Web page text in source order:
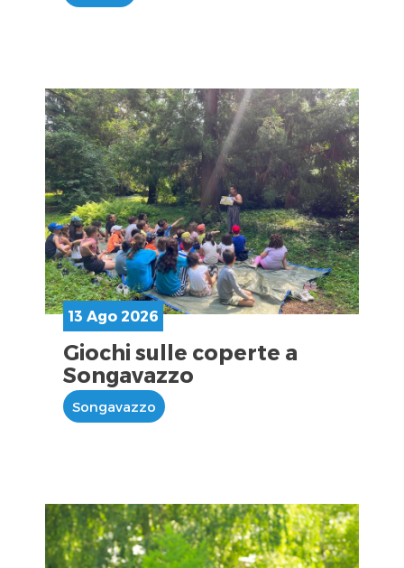
13 Ago 2026
Giochi sulle coperte a
Songavazzo
Songavazzo